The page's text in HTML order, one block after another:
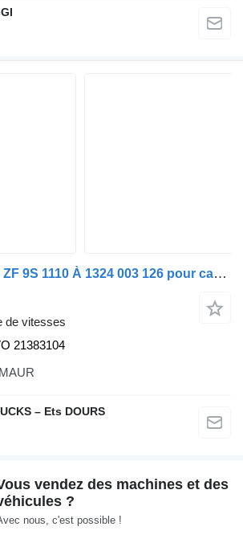
Boîte de vitesses ZF 9S 1110 À 1324 003 126 pour camion Volvo FE
de vitesses
21383104
– Ets DOURS
vendez des machines et des
?
nous, c'est possible !